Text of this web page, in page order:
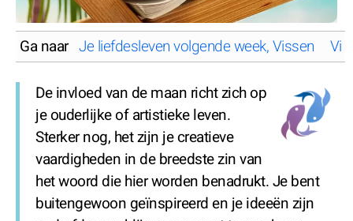
Ga naar Je liefdesleven volgende week, Vissen
De invloed van de maan richt zich op
je ouderlijke of artistieke leven.
Sterker nog, het zijn je creatieve
vaardigheden in de breedste zin van
het woord die hier worden benadrukt. Je bent
buitengewoon geïnspireerd en je ideeën zijn